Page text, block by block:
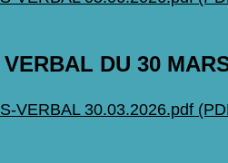
DU 30
VERBAL 30.03.2026.pdf